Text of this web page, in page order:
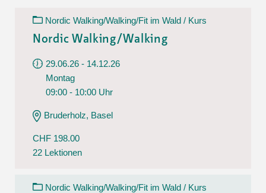
Nordic Walking/Walking/Fit im Wald / Kurs
Nordic Walking/Walking
29.06.26 - 14.12.26
Montag
09:00 - 10:00 Uhr
Bruderholz, Basel
CHF 198.00
22 Lektionen
Nordic Walking/Walking/Fit im Wald / Kurs